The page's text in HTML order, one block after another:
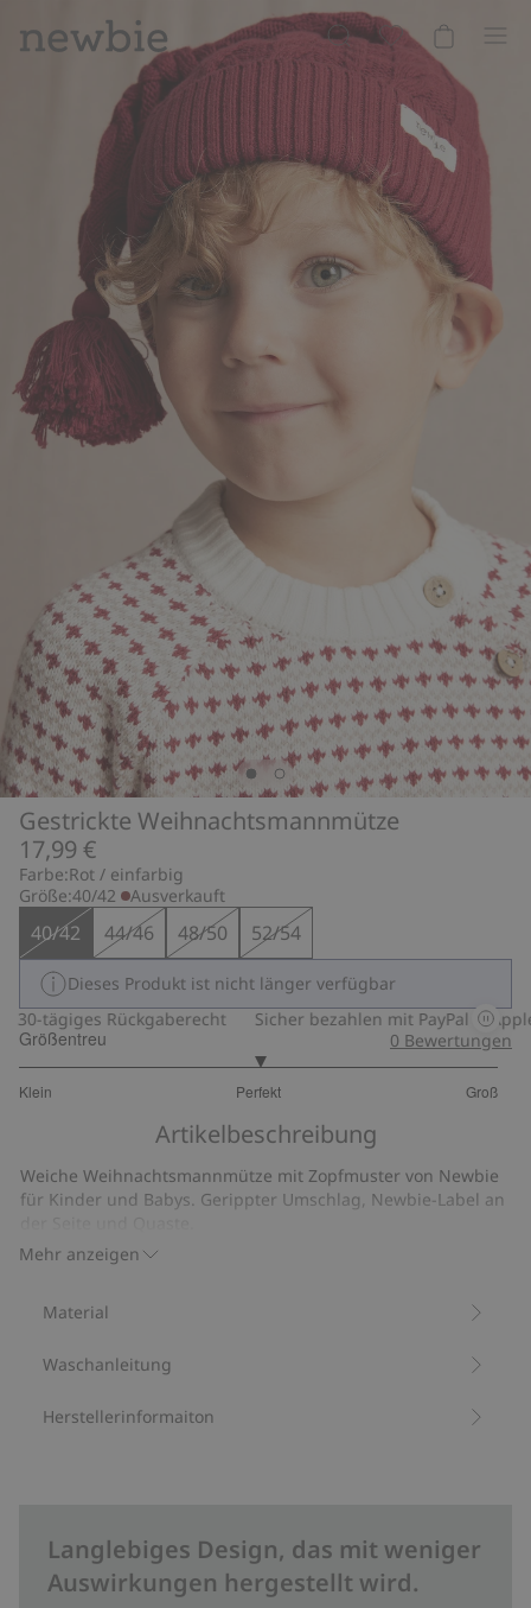
Gestrickte Weihnachtsmannmütze
17,99 €
Farbe:Rot / einfarbig
Größe:40/42 Ausverkauft
40/42 44/46 48/50 52/54
Dieses Produkt ist nicht länger verfügbar
tägiges Rückgaberecht
Sicher bezahlen mit PayPal & Apple
Größentreu
Klein Perfekt Groß
von
30
Bewertungen
0 Bewertungen
Artikelbeschreibung
Mehr anzeigen
Weiche Weihnachtsmannmütze mit Zopfmuster von Newbie
für Kinder und Babys. Gerippter Umschlag, Newbie-Label an
Aus 100 % Bio-Baumwolle.
Artikelnummer
Material
Waschanleitung
Herstellerinformaiton
Langlebiges Design, das mit weniger
Auswirkungen hergestellt wird.